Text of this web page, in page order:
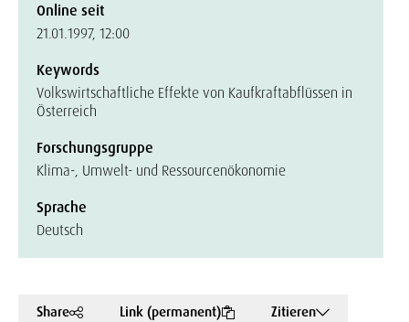
Online seit
21.01.1997, 12:00
Keywords
Volkswirtschaftliche Effekte von Kaufkraftabflüssen in
Österreich
Forschungsgruppe
Klima-, Umwelt- und Ressourcenökonomie
Sprache
Deutsch
Share Link (permanent) Zitieren